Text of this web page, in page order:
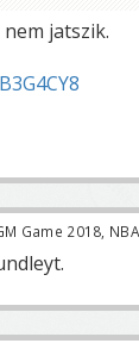
jatszik.
Game 2018,